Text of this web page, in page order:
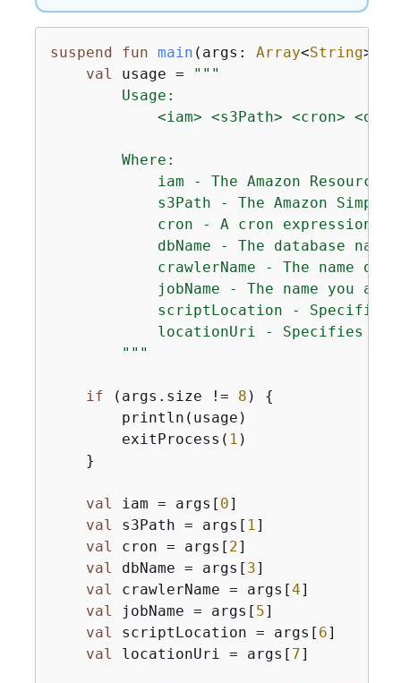
suspend fun main (args: Array<String>)
val
usage =
"""
        Usage:
<iam> <s3Path> <cron>
        Where:
iam - The Amazon Resource
s3Path - The Amazon
cron - A cron expression
dbName - The database
crawlerName - The name of
jobName - The name you
scriptLocation -
locationUri - Specifies
        """
if (args.size != 8 ) {
        println(usage)
        exitProcess(
1 )
    }
val iam = args[ 0]
val
s3Path = args[ 1 ]
val
cron = args[ 2]
val
dbName = args[ 3]
val
crawlerName = args[4]
val
jobName = args[ 5]
val
scriptLocation = args[ 6]
val
locationUri = args[ 7]